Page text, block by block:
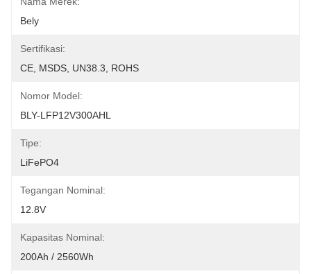
Bely
Sertifikasi:
CE, MSDS, UN38.3, ROHS
Nomor Model:
BLY-LFP12V300AHL
Tipe:
LiFePO4
Tegangan Nominal:
12.8V
Kapasitas Nominal:
200Ah / 2560Wh